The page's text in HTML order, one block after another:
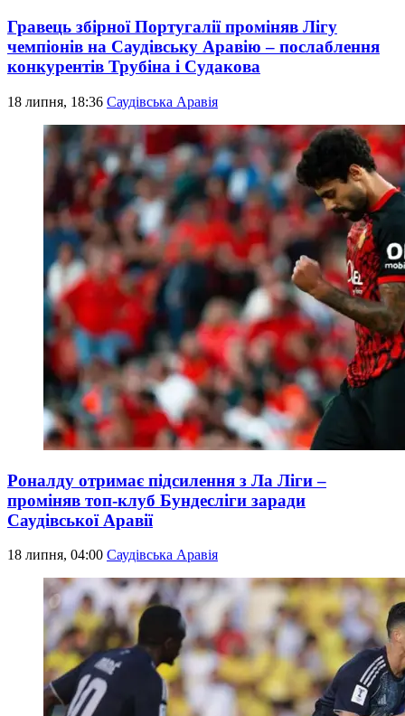
Гравець збірної Португалії проміняв Лігу
чемпіонів на Саудівську Аравію – послаблення
конкурентів Трубіна і Судакова
18 липня, 18:36 Саудівська Аравія
Роналду отримає підсилення з Ла Ліги –
проміняв топ-клуб Бундесліги заради
Саудівської Аравії
18 липня, 04:00 Саудівська Аравія